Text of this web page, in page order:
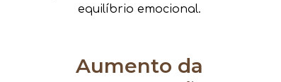
equilíbrio emocional.
Aumento da